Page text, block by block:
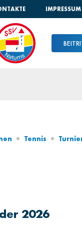
IMPRESSUM
Tennis
2026